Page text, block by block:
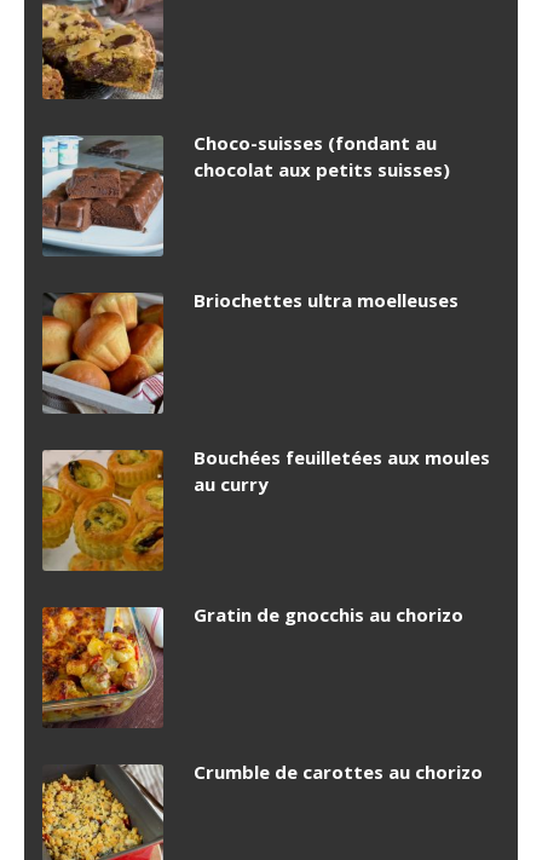
Choco-suisses (fondant au
chocolat aux petits suisses)
Briochettes ultra moelleuses
Bouchées feuilletées aux moules
au curry
Gratin de gnocchis au chorizo
Crumble de carottes au chorizo